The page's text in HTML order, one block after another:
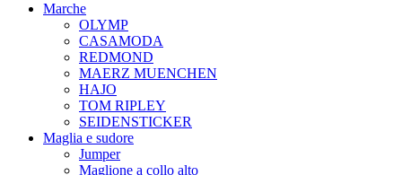
Marche
OLYMP
CASAMODA
REDMOND
MAERZ MUENCHEN
HAJO
TOM RIPLEY
SEIDENSTICKER
Maglia e sudore
Jumper
Maglione a collo alto